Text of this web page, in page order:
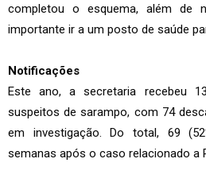
completou o esquema, além de
importante ir a um posto de saúde
Notificações
Este ano, a secretaria recebeu
suspeitos de sarampo, com 74
em investigação. Do total, 69
semanas após o caso relacionado a